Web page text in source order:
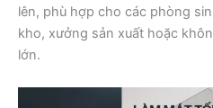
lên, phù hợp cho các phòng
kho, xưởng sản xuất hoặc
lớn.